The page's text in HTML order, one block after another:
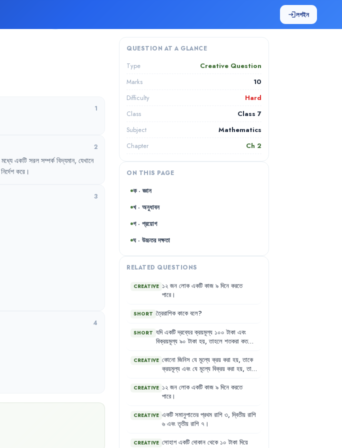
loginলগইন
1
2
মধ্যে একটি সরল সম্পর্ক বিদ্যমান, যেখানে
নির্দেশ করে ।
3
4
QUESTION AT A GLANCE
Type Creative Question
Marks 10
Difficulty Hard
Class Class 7
Subject Mathematics
Chapter Ch 2
ON THIS PAGE
ক · জ্ঞান
খ · অনুধাবন
গ · প্রয়োগ
ঘ · উচ্চতর দক্ষতা
RELATED QUESTIONS
CREATIVE ১২ জন লোক একটি কাজ ৯ দিনে করতে
পারে ।
SHORT ত্রৈরাশিক কাকে বলে?
SHORT যদি একটি দ্রব্যের ক্রয়মূল্য ১০০ টাকা এবং
বিক্রয়মূল্য ৯০ টাকা হয়, তাহলে শতকরা কত
CREATIVE কোনো জিনিস যে মূল্যে ক্রয় করা হয়, তাকে
ক্রয়মূল্য এবং যে মূল্যে বিক্রয় করা হয়, তাকে
CREATIVE ১২ জন লোক একটি কাজ ৯ দিনে করতে
পারে ।
CREATIVE একটি সমানুপাতের প্রথম রাশি ৩, দ্বিতীয় রাশি
৬ এবং তৃতীয় রাশি ৭ ।
CREATIVE সোহাগ একটি দোকান থেকে ১০ টাকা দিয়ে